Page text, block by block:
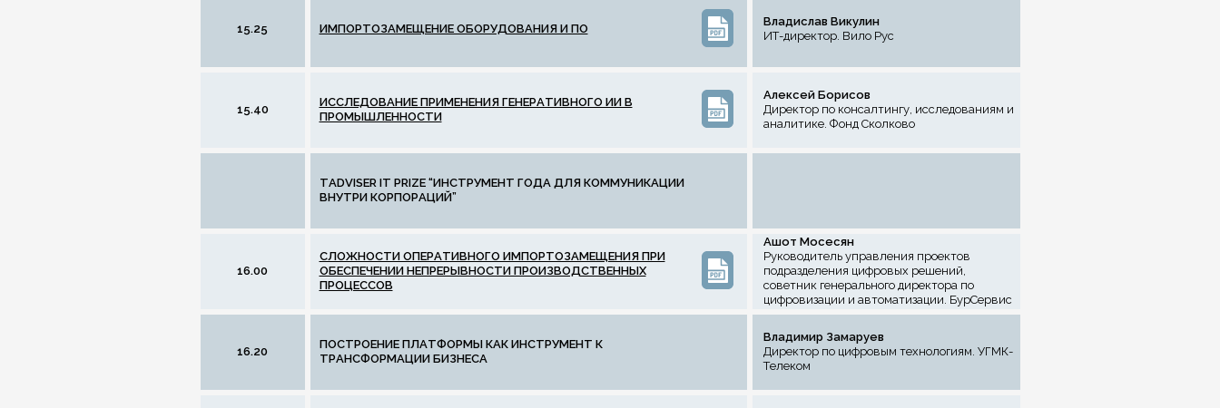
15.25 ИМПОРТОЗАМЕЩЕНИЕ ОБОРУДОВАНИЯ И ПО
Владислав Викулин
ИТ-директор. Вило Рус
15.40
ИССЛЕДОВАНИЕ ПРИМЕНЕНИЯ ГЕНЕРАТИВНОГО ИИ В
ПРОМЫШЛЕННОСТИ
Алексей Борисов
Директор по консалтингу, исследованиям и
аналитике. Фонд Сколково
TADVISER IT PRIZE “ИНСТРУМЕНТ ГОДА ДЛЯ КОММУНИКАЦИИ
ВНУТРИ КОРПОРАЦИЙ”
16.00
СЛОЖНОСТИ ОПЕРАТИВНОГО ИМПОРТОЗАМЕЩЕНИЯ ПРИ
ОБЕСПЕЧЕНИИ НЕПРЕРЫВНОСТИ ПРОИЗВОДСТВЕННЫХ
ПРОЦЕССОВ
Ашот Мосесян
Руководитель управления проектов
подразделения цифровых решений,
советник генерального директора по
цифровизации и автоматизации. БурСервис
16.20
ПОСТРОЕНИЕ ПЛАТФОРМЫ КАК ИНСТРУМЕНТ К
ТРАНСФОРМАЦИИ БИЗНЕСА
Владимир Замаруев
Директор по цифровым технологиям. УГМК-
Телеком